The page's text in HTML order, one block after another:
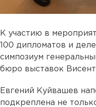
К участию в
100 дипломатов и
симпозиум
бюро выставок
Евгений Куйвашев
подкреплена не